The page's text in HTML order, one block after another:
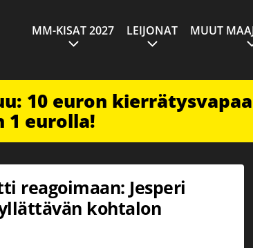
MM-KISAT 2027 LEIJONAT MUUT
10 euron
1 eurolla!
reagoimaan: Jesperi
kohtalon